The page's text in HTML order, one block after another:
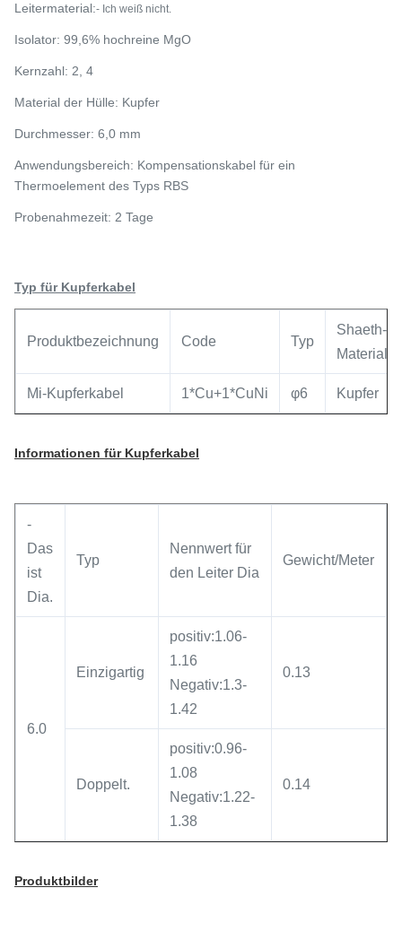
Leitermaterial:- Ich weiß nicht.
Isolator: 99,6% hochreine MgO
Kernzahl: 2, 4
Material der Hülle: Kupfer
Durchmesser: 6,0 mm
Anwendungsbereich: Kompensationskabel für ein
Thermoelement des Typs RBS
Probenahmezeit: 2 Tage
Typ für Kupferkabel
Produktbezeichnung Code Typ
Shaeth-
Material
Mi-Kupferkabel 1*Cu+1*CuNi φ6 Kupfer
Informationen für Kupferkabel
-
Das
ist
Dia.
Typ
Nennwert für
den Leiter Dia
Gewicht/Meter
6.0
Einzigartig
positiv:1.06-
1.16
Negativ:1.3-
1.42
0.13
Doppelt.
positiv:0.96-
1.08
Negativ:1.22-
1.38
0.14
Produktbilder